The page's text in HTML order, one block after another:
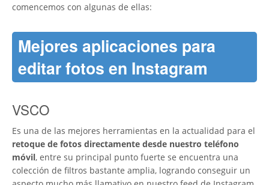
comencemos con algunas de ellas:
Mejores aplicaciones para
editar fotos en Instagram
VSCO
Es una de las mejores herramientas en la actualidad para el
retoque de fotos directamente desde nuestro teléfono
móvil, entre su principal punto fuerte se encuentra una
colección de filtros bastante amplia, logrando conseguir un